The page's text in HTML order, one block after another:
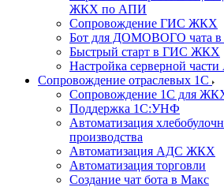
ЖКХ по АПИ
Сопровождение ГИС ЖКХ
Бот для ДОМОВОГО чата в
Быстрый старт в ГИС ЖКХ
Настройка серверной
Сопровождение отраслевых 1С
Сопровождение 1С для
Поддержка 1С:УНФ
Автоматизация
производства
Автоматизация АДС ЖКХ
Автоматизация торговли
Создание чат бота в Макс